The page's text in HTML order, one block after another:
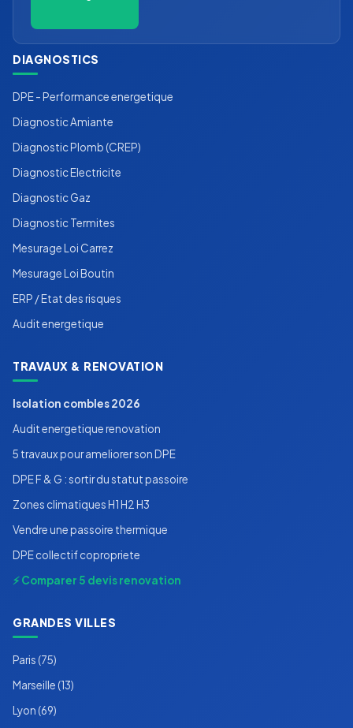
DIAGNOSTICS
DPE - Performance energetique
Diagnostic Amiante
Diagnostic Plomb (CREP)
Diagnostic Electricite
Diagnostic Gaz
Diagnostic Termites
Mesurage Loi Carrez
Mesurage Loi Boutin
ERP / Etat des risques
Audit energetique
TRAVAUX & RENOVATION
Isolation combles 2026
Audit energetique renovation
5 travaux pour ameliorer son DPE
DPE F & G : sortir du statut passoire
Zones climatiques H1 H2 H3
Vendre une passoire thermique
DPE collectif copropriete
⚡ Comparer 5 devis renovation
GRANDES VILLES
Paris (75)
Marseille (13)
Lyon (69)